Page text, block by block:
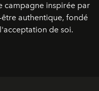
campagne inspirée par
authentique, fondé
de soi.